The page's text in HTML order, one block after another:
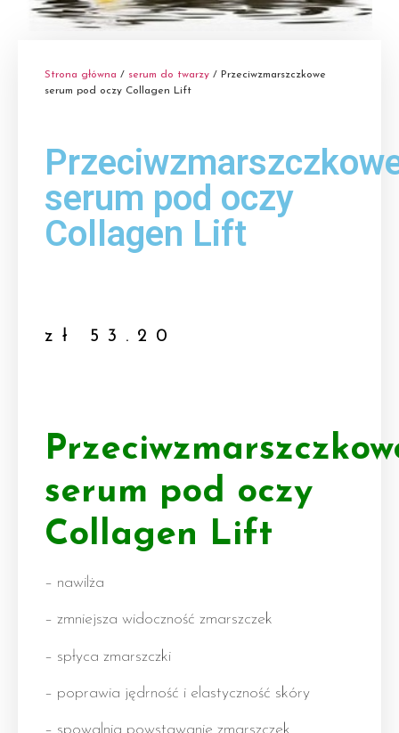
Strona główna / serum do twarzy / Przeciwzmarszczkowe
serum pod oczy Collagen Lift
serum pod oczy
Collagen Lift
zł 53.20
serum pod oczy
Collagen Lift
– nawilża
– zmniejsza widoczność zmarszczek
– spłyca zmarszczki
– poprawia jędrność i elastyczność skóry